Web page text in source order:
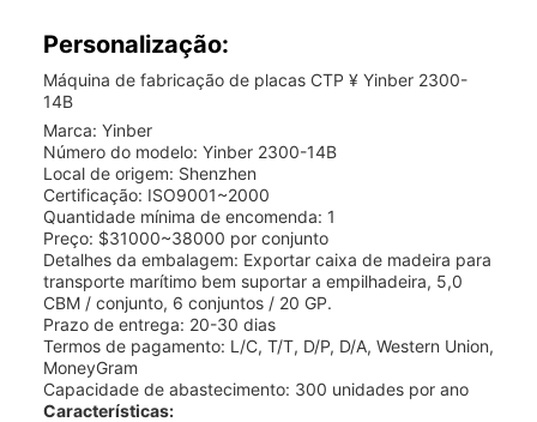
Personalização:
Máquina de fabricação de placas CTP ¥ Yinber 2300-
14B
Marca: Yinber
Número do modelo: Yinber 2300-14B
Local de origem: Shenzhen
Certificação: ISO9001~2000
Quantidade mínima de encomenda: 1
Preço: $31000~38000 por conjunto
Detalhes da embalagem: Exportar caixa de madeira para
transporte marítimo bem suportar a empilhadeira, 5,0
CBM / conjunto, 6 conjuntos / 20 GP.
Prazo de entrega: 20-30 dias
Termos de pagamento: L/C, T/T, D/P, D/A, Western Union,
MoneyGram
Capacidade de abastecimento: 300 unidades por ano
Características: